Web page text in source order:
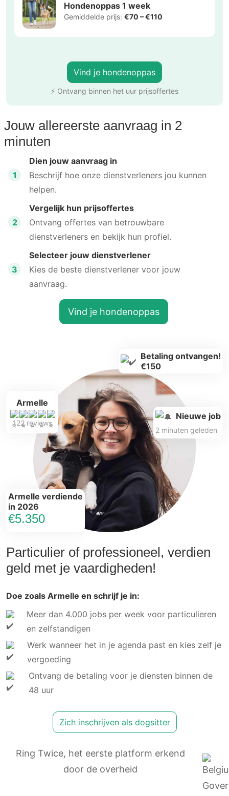
Hondenoppas 1 week
Gemiddelde prijs: €70 – €110
Vind je hondenoppas
⚡ Ontvang binnen het uur prijsoffertes
Jouw allereerste aanvraag in 2
minuten
1
Dien jouw aanvraag in
Beschrijf hoe onze dienstverleners jou kunnen
helpen.
2
Vergelijk hun prijsoffertes
Ontvang offertes van betrouwbare
dienstverleners en bekijk hun profiel.
3
Selecteer jouw dienstverlener
Kies de beste dienstverlener voor jouw
aanvraag.
Vind je hondenoppas
Particulier of professioneel, verdien
geld met je vaardigheden!
Doe zoals Armelle en schrijf je in:
Meer dan 4.000 jobs per week voor particulieren
en zelfstandigen
Werk wanneer het in je agenda past en kies zelf je
vergoeding
Ontvang de betaling voor je diensten binnen de
48 uur
Zich inschrijven als dogsitter
Armelle
122 reviews
Armelle verdiende
in 2026
€5.350
Betaling ontvangen!
€150
Nieuwe job
2 minuten geleden
Ring Twice, het eerste platform erkend
door de overheid